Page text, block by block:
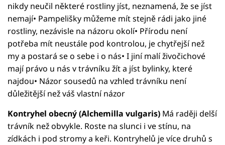
nikdy neučil některé rostliny jíst, neznamená, že se jíst
nemají• Pampelišky můžeme mít stejně rádi jako jiné
rostliny, nezávisle na názoru okolí• Přírodu není
potřeba mít neustále pod kontrolou, je chytřejší než
my a postará se o sebe i o nás• I jiní malí živočichové
mají právo u nás v trávníku žít a jíst bylinky, které
najdou• Názor sousedů na vzhled trávníku není
důležitější než váš vlastní názor
Kontryhel obecný (Alchemilla vulgaris) Má raději delší
trávník než obvykle. Roste na slunci i ve stínu, na
zídkách i pod stromy a keři. Kontryhelů je více druhů s